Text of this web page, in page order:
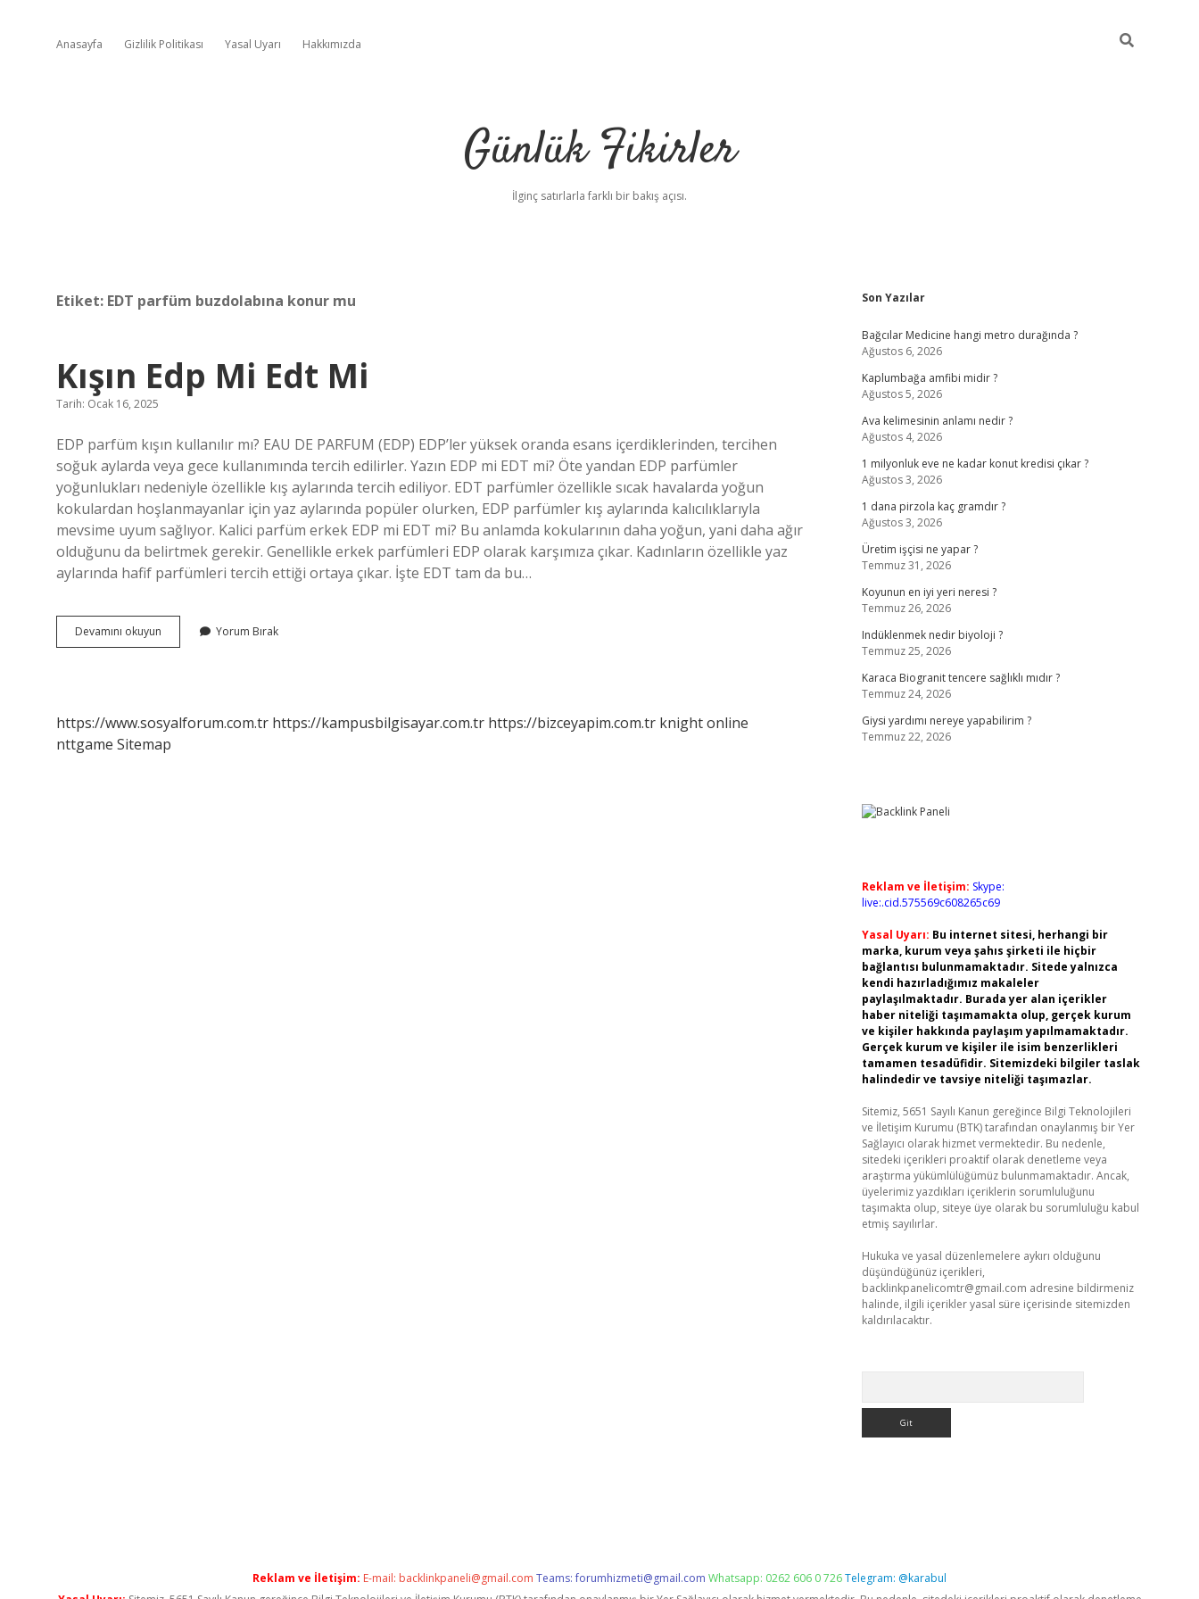
Anasayfa Gizlilik Politikası Yasal Uyarı Hakkımızda
Günlük Fikirler
İlginç satırlarla farklı bir bakış açısı.
Etiket: EDT parfüm buzdolabına konur mu
Kışın Edp Mi Edt Mi
Tarih: Ocak 16, 2025
EDP parfüm kışın kullanılır mı? EAU DE PARFUM (EDP) EDP’ler yüksek oranda esans içerdiklerinden, tercihen
soğuk aylarda veya gece kullanımında tercih edilirler. Yazın EDP mi EDT mi? Öte yandan EDP parfümler
yoğunlukları nedeniyle özellikle kış aylarında tercih ediliyor. EDT parfümler özellikle sıcak havalarda yoğun
kokulardan hoşlanmayanlar için yaz aylarında popüler olurken, EDP parfümler kış aylarında kalıcılıklarıyla
mevsime uyum sağlıyor. Kalici parfüm erkek EDP mi EDT mi? Bu anlamda kokularının daha yoğun, yani daha ağır
olduğunu da belirtmek gerekir. Genellikle erkek parfümleri EDP olarak karşımıza çıkar. Kadınların özellikle yaz
aylarında hafif parfümleri tercih ettiği ortaya çıkar. İşte EDT tam da bu…
Devamını okuyun
Edp
Yorum Bırak
https://www.sosyalforum.com.tr https://kampusbilgisayar.com.tr https://bizceyapim.com.tr knight online
nttgame Sitemap
Sidebar
Son Yazılar
Bağcılar Medicine hangi metro durağında ?
Ağustos 6, 2026
Kaplumbağa amfibi midir ?
Ağustos 5, 2026
Ava kelimesinin anlamı nedir ?
Ağustos 4, 2026
1 milyonluk eve ne kadar konut kredisi çıkar ?
Ağustos 3, 2026
1 dana pirzola kaç gramdır ?
Ağustos 3, 2026
Üretim işçisi ne yapar ?
Temmuz 31, 2026
Koyunun en iyi yeri neresi ?
Temmuz 26, 2026
Indüklenmek nedir biyoloji ?
Temmuz 25, 2026
Karaca Biogranit tencere sağlıklı mıdır ?
Temmuz 24, 2026
Giysi yardımı nereye yapabilirim ?
Temmuz 22, 2026
Reklam ve İletişim: Skype:
live:.cid.575569c608265c69
Yasal Uyarı: Bu internet sitesi, herhangi bir
marka, kurum veya şahıs şirketi ile hiçbir
bağlantısı bulunmamaktadır. Sitede yalnızca
kendi hazırladığımız makaleler
paylaşılmaktadır. Burada yer alan içerikler
haber niteliği taşımamakta olup, gerçek kurum
ve kişiler hakkında paylaşım yapılmamaktadır.
Gerçek kurum ve kişiler ile isim benzerlikleri
tamamen tesadüfidir. Sitemizdeki bilgiler taslak
halindedir ve tavsiye niteliği taşımazlar.
Sitemiz, 5651 Sayılı Kanun gereğince Bilgi Teknolojileri
ve İletişim Kurumu (BTK) tarafından onaylanmış bir Yer
Sağlayıcı olarak hizmet vermektedir. Bu nedenle,
sitedeki içerikleri proaktif olarak denetleme veya
araştırma yükümlülüğümüz bulunmamaktadır. Ancak,
üyelerimiz yazdıkları içeriklerin sorumluluğunu
taşımakta olup, siteye üye olarak bu sorumluluğu kabul
etmiş sayılırlar.
Hukuka ve yasal düzenlemelere aykırı olduğunu
düşündüğünüz içerikleri,
backlinkpanelicomtr@gmail.com adresine bildirmeniz
halinde, ilgili içerikler yasal süre içerisinde sitemizden
kaldırılacaktır.
Reklam ve İletişim: E-mail: backlinkpaneli@gmail.com Teams:forumhizmeti@gmail.com Whatsapp: 0262 606 0 726Telegram: @karabul